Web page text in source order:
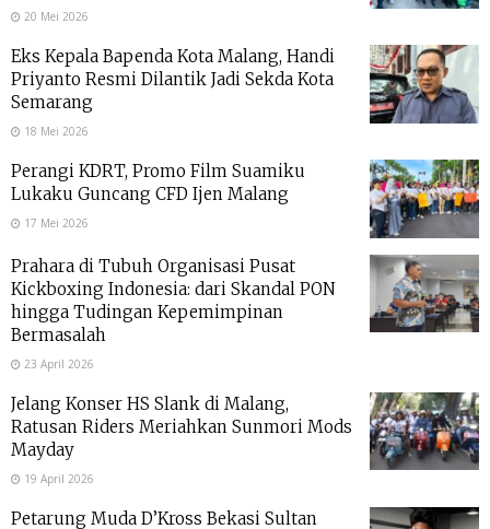
20 Mei 2026
Eks Kepala Bapenda Kota Malang, Handi
Priyanto Resmi Dilantik Jadi Sekda Kota
Semarang
18 Mei 2026
Perangi KDRT, Promo Film Suamiku
Lukaku Guncang CFD Ijen Malang
17 Mei 2026
Prahara di Tubuh Organisasi Pusat
Kickboxing Indonesia: dari Skandal PON
hingga Tudingan Kepemimpinan
Bermasalah
23 April 2026
Jelang Konser HS Slank di Malang,
Ratusan Riders Meriahkan Sunmori Mods
Mayday
19 April 2026
Petarung Muda D’Kross Bekasi Sultan